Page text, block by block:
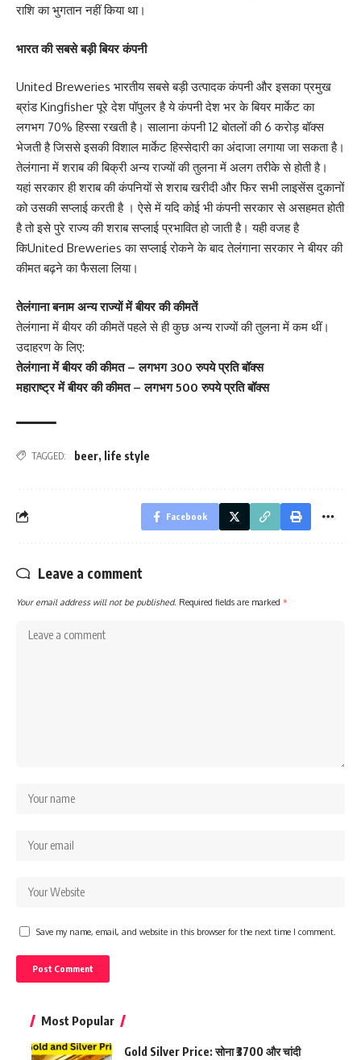
राशि का भुगतान नहीं किया था।
भारत की सबसे बड़ी बियर कंपनी
United Breweries भारतीय सबसे बड़ी उत्पादक कंपनी और इसका प्रमुख
ब्रांड Kingfisher पूरे देश पॉपुलर है ये कंपनी देश भर के बियर मार्केट का
लगभग 70% हिस्सा रखती है। सालाना कंपनी 12 बोतलों की 6 करोड़ बॉक्स
भेजती है जिससे इसकी विशाल मार्केट हिस्सेदारी का अंदाजा लगाया जा सकता है।
तेलंगाना में शराब की बिक्री अन्य राज्यों की तुलना में अलग तरीके से होती है।
यहां सरकार ही शराब की कंपनियों से शराब खरीदी और फिर सभी लाइसेंस दुकानों
को उसकी सप्लाई करती है । ऐसे में यदि कोई भी कंपनी सरकार से असहमत होती
है तो इसे पुरे राज्य की शराब सप्लाई प्रभावित हो जाती है। यही वजह है
किUnited Breweries का सप्लाई रोकने के बाद तेलंगाना सरकार ने बीयर की
कीमत बढ़ने का फैसला लिया।
तेलंगाना बनाम अन्य राज्यों में बीयर की कीमतें
तेलंगाना में बीयर की कीमतें पहले से ही कुछ अन्य राज्यों की तुलना में कम थीं।
उदाहरण के लिए:
तेलंगाना में बीयर की कीमत – लगभग 300 रुपये प्रति बॉक्स
महाराष्ट्र में बीयर की कीमत – लगभग 500 रुपये प्रति बॉक्स
TAGGED: beer, life style
Facebook
Leave a comment
Your email address will not be published. Required fields are marked *
Save my name, email, and website in this browser for the next time I comment.
Most Popular
Gold Silver Price: सोना ₹3700 और चांदी